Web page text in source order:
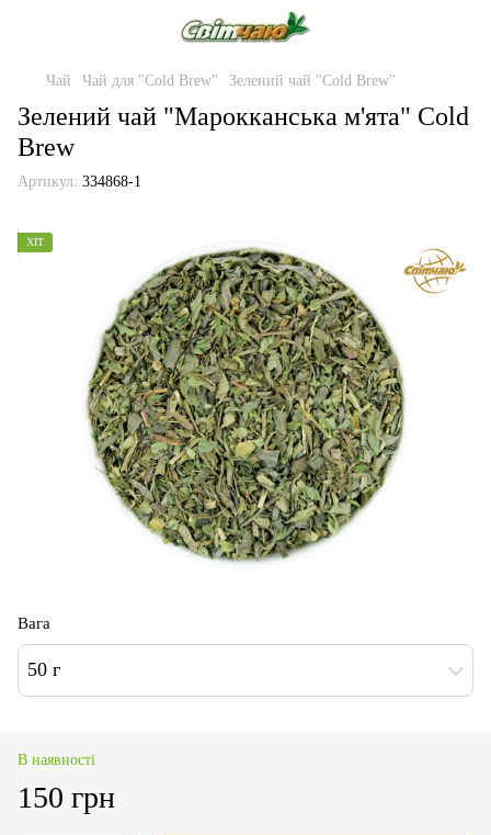
Чай Чай для "Cold Brew" Зелений чай "Cold Brew"
Зелений чай "Марокканська м'ята" Cold
Brew
Артикул: 334868-1
ХІТ
Вага
50 г
В наявності
150 грн